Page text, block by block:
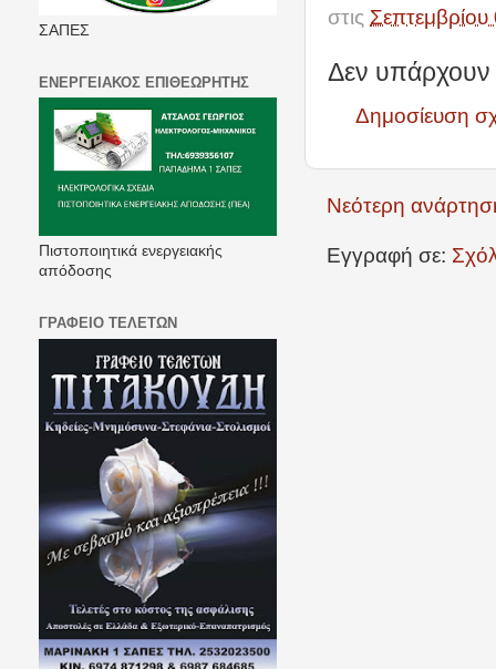
στις
Δεν υπάρχουν
Δημοσίευση
Νεότερη
Εγγραφή σε:
ΣΑΠΕΣ
ΕΝΕΡΓΕΙΑΚΟΣ ΕΠΙΘΕΩΡΗΤΗΣ
Πιστοποιητικά ενεργειακής
απόδοσης
ΓΡΑΦΕΙΟ ΤΕΛΕΤΩΝ